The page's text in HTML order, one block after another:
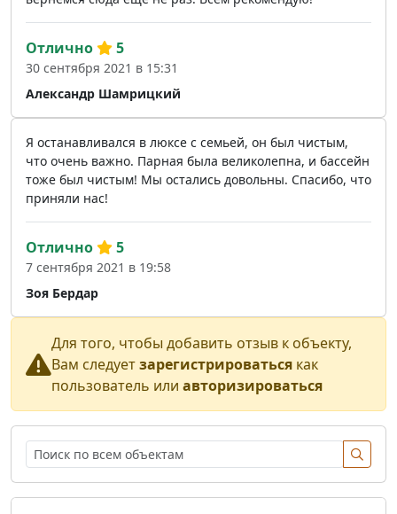
Александр Шамрицкий
Отлично 5
30 сентября 2021 в 15:31
Я останавливался в люксе с семьей, он был чистым,
что очень важно. Парная была великолепна, и бассейн
тоже был чистым! Мы остались довольны. Спасибо, что
приняли нас!
Зоя Бердар
Отлично 5
7 сентября 2021 в 19:58
Для того, чтобы добавить отзыв к объекту,
Вам следуетзарегистрироваться как
пользователь или авторизироваться